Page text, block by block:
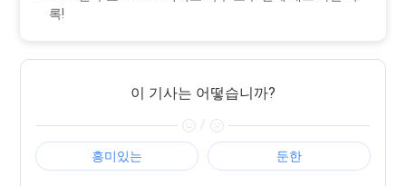
록!
이 기사는 어떻습니까?
/
흥미있는 둔한